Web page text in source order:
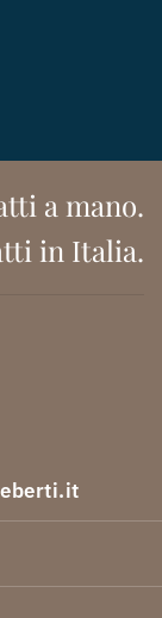
a mano.
in Italia.